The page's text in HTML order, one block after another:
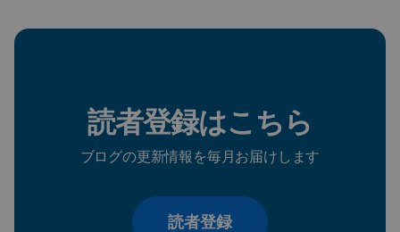
読者登録はこちら
ブログの更新情報を毎月お届けします
読者登録